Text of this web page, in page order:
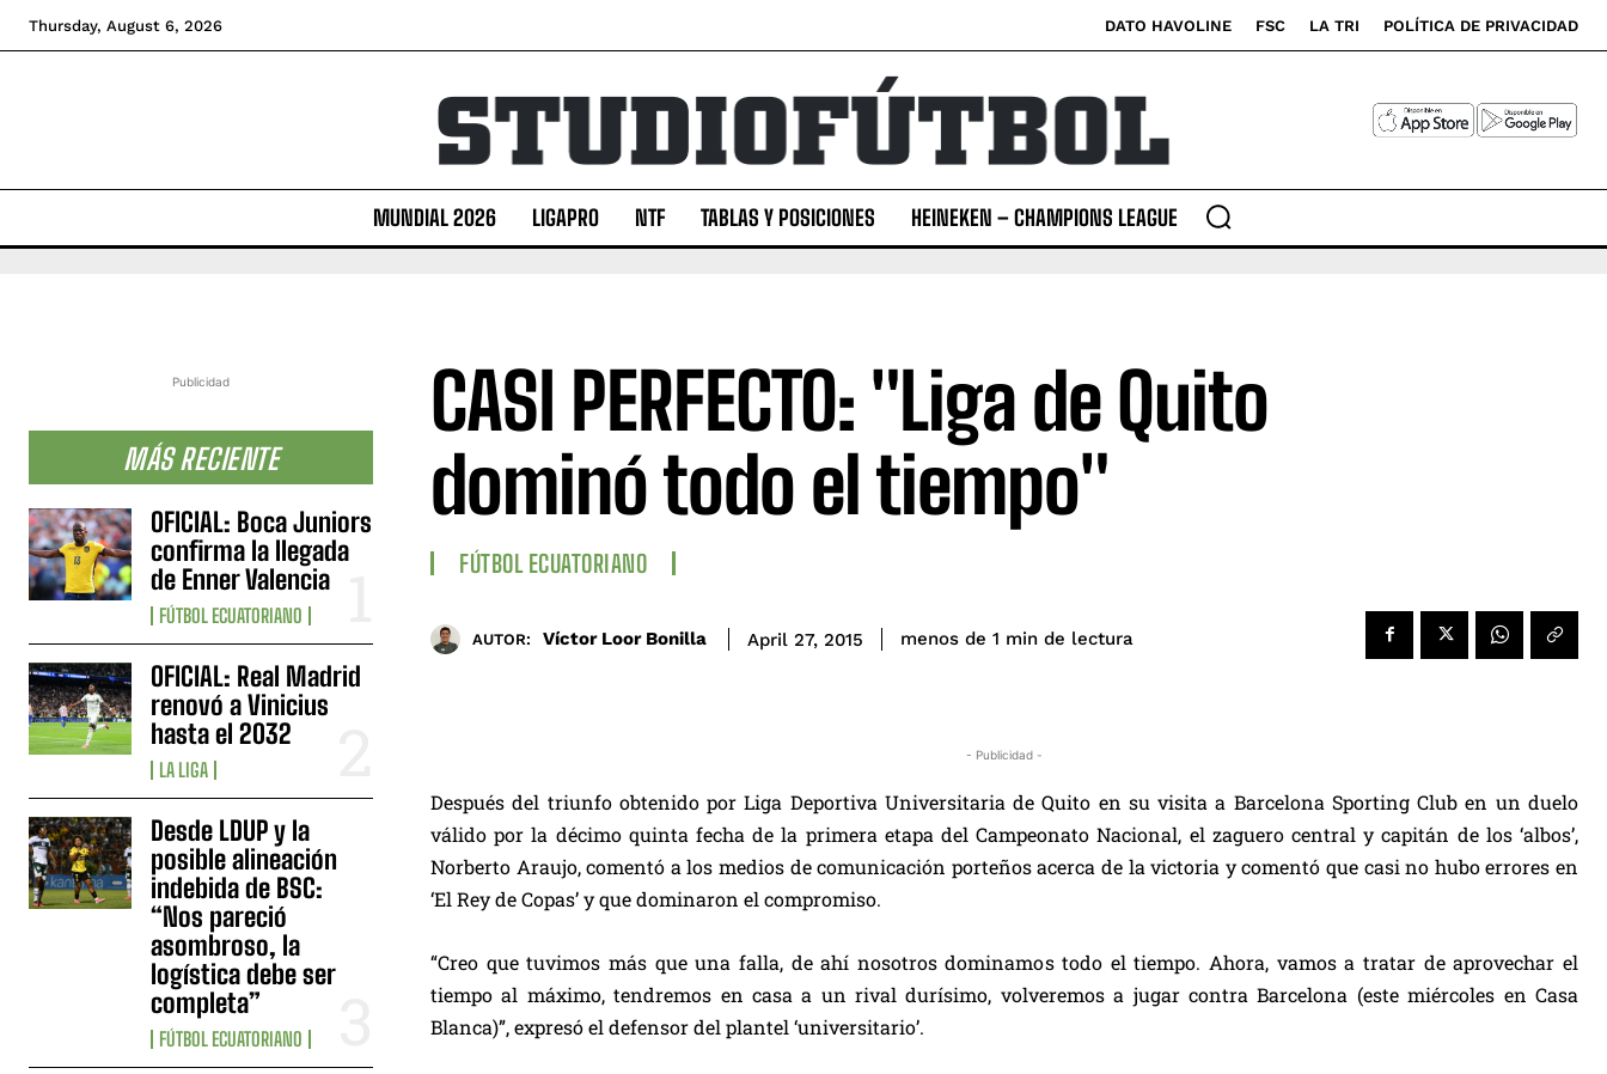
Thursday, August 6, 2026 DATO HAVOLINE FSC LA TRI POLÍTICA DE PRIVACIDAD
MUNDIAL 2026 LIGAPRO NTF TABLAS Y POSICIONES HEINEKEN – CHAMPIONS LEAGUE
Publicidad
MÁS RECIENTE
OFICIAL: Boca Juniors
confirma la llegada
de Enner Valencia
FÚTBOL ECUATORIANO
OFICIAL: Real Madrid
renovó a Vinicius
hasta el 2032
LA LIGA
Desde LDUP y la
posible alineación
indebida de BSC:
“Nos pareció
asombroso, la
logística debe ser
completa”
FÚTBOL ECUATORIANO
CASI PERFECTO: "Liga de Quito
dominó todo el tiempo"
FÚTBOL ECUATORIANO
AUTOR: Víctor Loor Bonilla April 27, 2015 menos de 1 min de lectura
- Publicidad -
Después del triunfo obtenido por Liga Deportiva Universitaria de Quito en su visita a Barcelona Sporting Club en un duelo
válido por la décimo quinta fecha de la primera etapa del Campeonato Nacional, el zaguero central y capitán de los ‘albos’,
Norberto Araujo, comentó a los medios de comunicación porteños acerca de la victoria y comentó que casi no hubo errores en
‘El Rey de Copas’ y que dominaron el compromiso.
“Creo que tuvimos más que una falla, de ahí nosotros dominamos todo el tiempo. Ahora, vamos a tratar de aprovechar el
tiempo al máximo, tendremos en casa a un rival durísimo, volveremos a jugar contra Barcelona (este miércoles en Casa
Blanca)”, expresó el defensor del plantel ‘universitario’.